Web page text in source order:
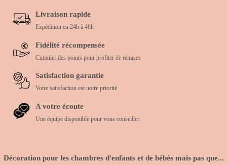
Livraison rapide
Expédition en 24h à 48h
Fidélité récompensée
Cumuler des points pour profiter de remises
Satisfaction garantie
Votre satisfaction est notre priorité
A votre écoute
Une équipe disponible pour vous conseiller
Décoration pour les chambres d'enfants et de bébés mais pas que...